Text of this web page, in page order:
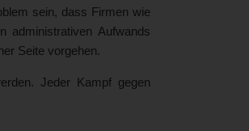
sein, dass Firmen wie
administrativen Aufwands
Seite vorgehen.
Jeder Kampf gegen